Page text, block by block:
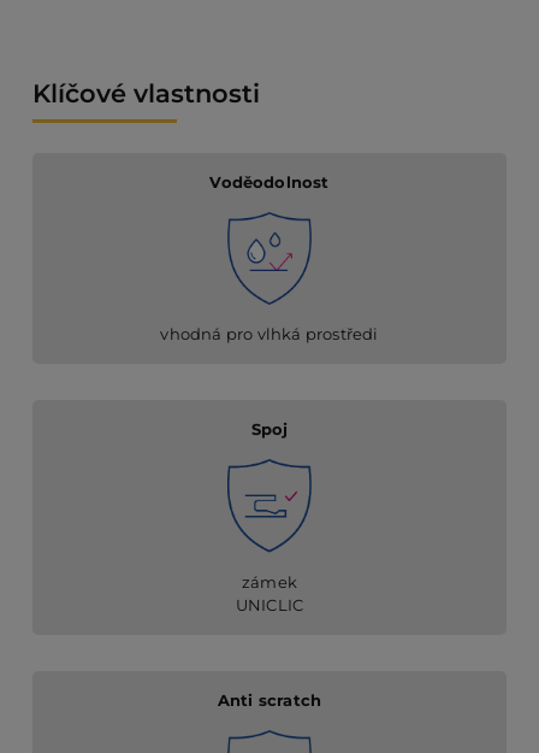
Klíčové vlastnosti
Voděodolnost
vhodná pro vlhká prostředi
Spoj
zámek
UNICLIC
Anti scratch